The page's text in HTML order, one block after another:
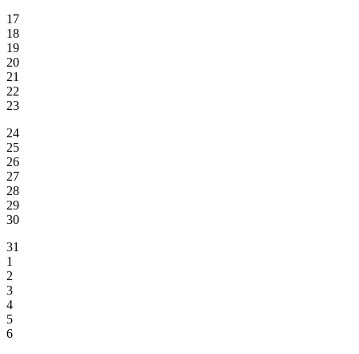
17
18
19
20
21
22
23
24
25
26
27
28
29
30
31
1
2
3
4
5
6